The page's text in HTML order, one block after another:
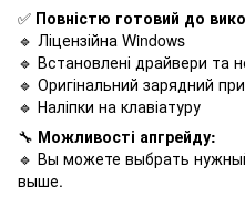
✅ Повністю готовий до
🔹 Ліцензійна Windows
🔹 Встановлені драйвери та
🔹 Оригінальний зарядний
🔹 Наліпки на клавіатуру
🔧 Можливості апгрейду:
🔹 Вы можете выбрать
выше.